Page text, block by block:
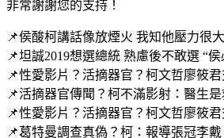
非常謝謝您的支持！
📌侯酸柯講話像放煙火 我知他壓力很大
📌坦誠2019想選總統 熟慮後不敢選 “
📌性愛影片？活摘器官？柯文哲廖筱
📌活摘器官傳聞？柯不滿影射：醫生是
📌性愛影片？活摘器官？柯文哲廖筱
📌葛特曼調查真偽？柯：報導張冠李